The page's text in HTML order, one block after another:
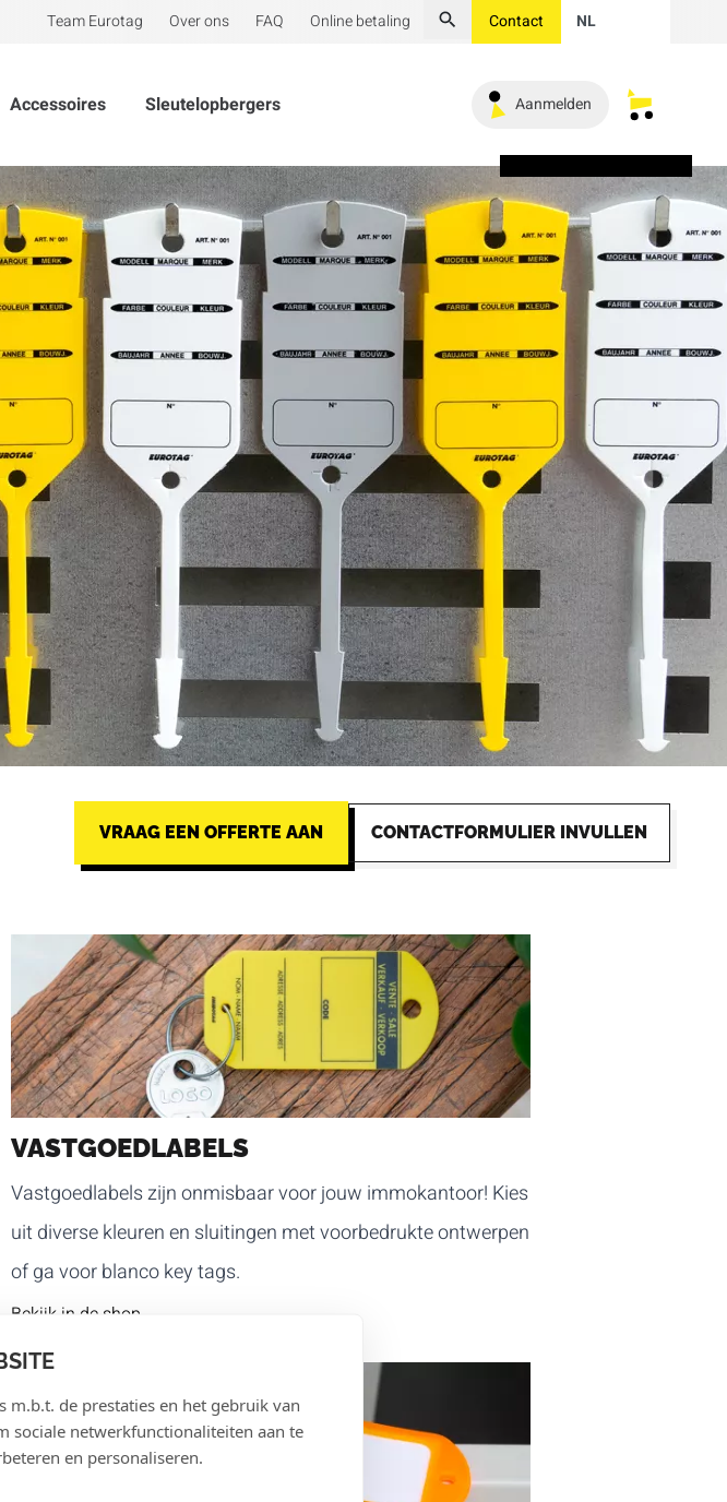
m.b.t. de prestaties en het gebruik van
sociale netwerkfunctionaliteiten aan te
en personaliseren.
Team Eurotag Over ons FAQ Online betaling
Zoeken
Contact NL
Accessoires Sleutelopbergers Aanmelden Mijn
VRAAG EEN OFFERTE AAN CONTACTFORMULIER INVULLEN
VASTGOEDLABELS
Vastgoedlabels zijn onmisbaar voor jouw immokantoor! Kies
uit diverse kleuren en sluitingen met voorbedrukte ontwerpen
of ga voor blanco key tags.
Bekijk in de shop